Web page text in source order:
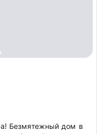
Безмятежный дом в